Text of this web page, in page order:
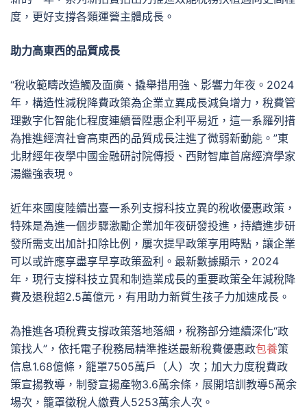
度，更好支撐各類運營主體成長。
助力高東西的品質成長
“稅收範疇改造觸及面廣、撬舉措用強、影響力年夜。2024
年，構造性減稅降費政策為企業立異成長減負增力，稅費管
理數字化智能化程度連續晉陞惠企利平易近，這一系羅列措
為推進經濟社會高東西的品質成長注進了微弱新動能。”東
北財經年夜學中國金融研討院傳授、西財智庫首席經濟學家
湯繼強表現。
近年來國度陸續出臺一系列支撐科技立異的稅收優惠政策，
特殊是為進一個步驟激勵企業加年夜研發投進，持續進步研
發所需支出加計扣除比例，屢次提早政策享用時點，讓企業
可以或許應享盡享早享政策盈利。最新數據顯示，2024
年，現行支撐科技立異和制造業成長的重要政策全年減稅降
費及退稅超2.5萬億元，有用助力新質生孩子力加速成長。
為推進各項稅費支撐政策落地落細，稅務部分連續深化“政
策找人”，依托電子稅務局精準推送最新稅費優惠政包養策
信息1.68億條，籠罩7505萬戶（人）次；加大力度稅費政
策宣揚教導，制發宣揚產物3.6萬余條，展開培訓教導5萬余
場次，籠罩徵稅人繳費人5253萬余人次。